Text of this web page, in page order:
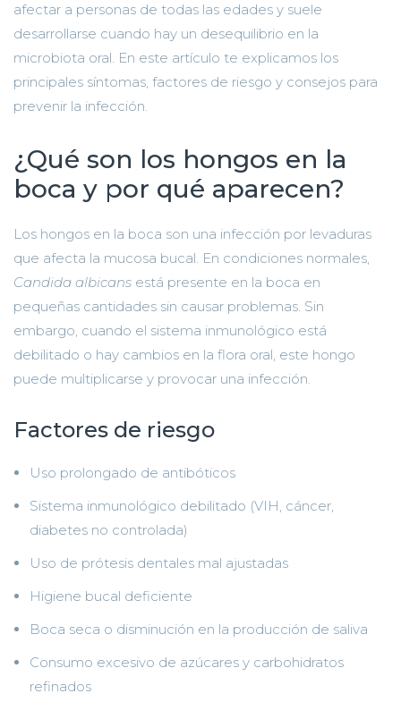
afectar a personas de todas las edades y suele
desarrollarse cuando hay un desequilibrio en la
microbiota oral. En este artículo te explicamos los
principales síntomas, factores de riesgo y consejos para
prevenir la infección.
¿Qué son los hongos en la
boca y por qué aparecen?
Los hongos en la boca son una infección por levaduras
que afecta la mucosa bucal. En condiciones normales,
Candida albicans está presente en la boca en
pequeñas cantidades sin causar problemas. Sin
embargo, cuando el sistema inmunológico está
debilitado o hay cambios en la flora oral, este hongo
puede multiplicarse y provocar una infección.
Factores de riesgo
Uso prolongado de antibóticos
Sistema inmunológico debilitado (VIH, cáncer,
diabetes no controlada)
Uso de prótesis dentales mal ajustadas
Higiene bucal deficiente
Boca seca o disminución en la producción de saliva
Consumo excesivo de azúcares y carbohidratos
refinados